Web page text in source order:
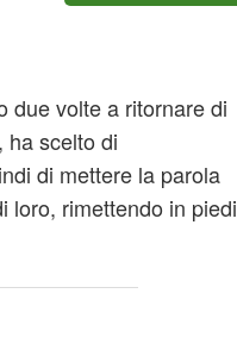
hanno 'sciolto' la
due volte a ritornare di
ha scelto di
di mettere la parola
loro, rimettendo in piedi